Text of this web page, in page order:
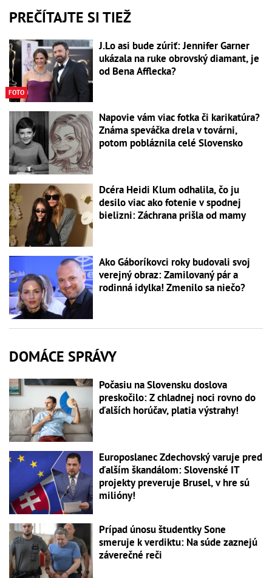
PREČÍTAJTE SI TIEŽ
FOTO
J.Lo asi bude zúriť: Jennifer Garner
ukázala na ruke obrovský diamant, je
od Bena Afflecka?
Napovie vám viac fotka či karikatúra?
Známa speváčka drela v továrni,
potom pobláznila celé Slovensko
Dcéra Heidi Klum odhalila, čo ju
desilo viac ako fotenie v spodnej
bielizni: Záchrana prišla od mamy
Ako Gáboríkovci roky budovali svoj
verejný obraz: Zamilovaný pár a
rodinná idylka! Zmenilo sa niečo?
DOMÁCE SPRÁVY
Počasiu na Slovensku doslova
preskočilo: Z chladnej noci rovno do
ďalších horúčav, platia výstrahy!
Europoslanec Zdechovský varuje pred
ďalším škandálom: Slovenské IT
projekty preveruje Brusel, v hre sú
milióny!
Prípad únosu študentky Sone
smeruje k verdiktu: Na súde zaznejú
záverečné reči